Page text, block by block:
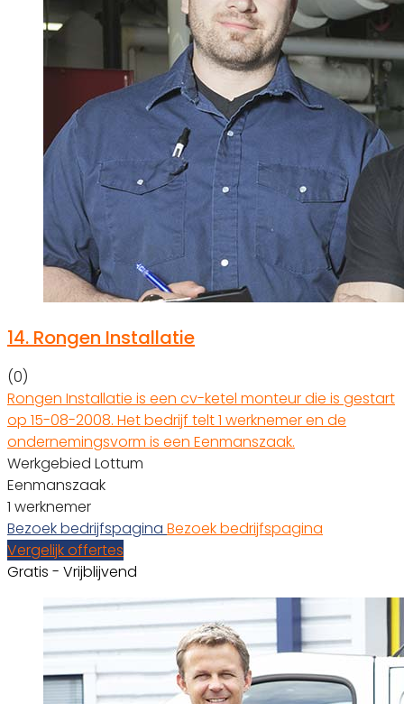
14. Rongen Installatie
(0)
Rongen Installatie is een cv-ketel monteur die is gestart
op 15-08-2008. Het bedrijf telt 1 werknemer en de
ondernemingsvorm is een Eenmanszaak.
Werkgebied Lottum
Eenmanszaak
1 werknemer
Bezoek bedrijfspagina Bezoek bedrijfspagina
Vergelijk offertes
Gratis - Vrijblijvend